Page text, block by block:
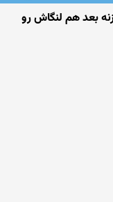
بعد هم لنگاش رو